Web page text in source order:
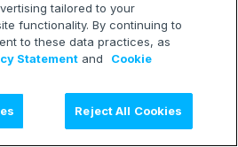
tailored to your
functionality. By continuing to
to these data practices, as
Statement and
Cookie
Reject All Cookies